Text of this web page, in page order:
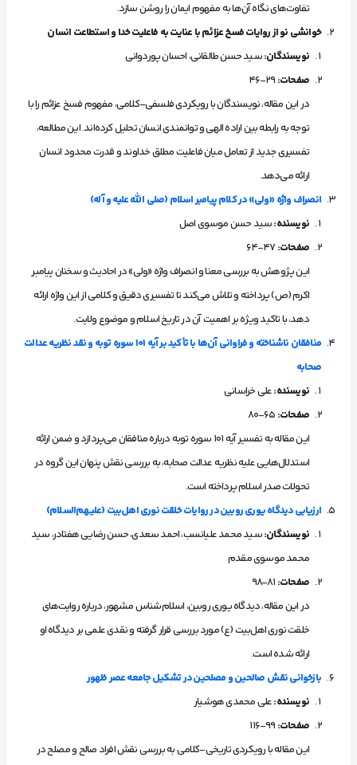
تفاوت‌های نگاه آن‌ها به مفهوم ایمان را روشن سازد.
خوانشی نو از روایات فسخ عزائم با عنایت به فاعلیت خدا و استطاعت انسان
نویسندگان:سید حسن طالقانی، احسان پوردوانی
صفحات:
در این مقاله، نویسندگان با رویکردی فلسفی-کلامی، مفهوم فسخ عزائم را با
توجه به رابطه بین اراده الهی و توانمندی انسان تحلیل کرده‌اند. این مطالعه،
تفسیری جدید از تعامل میان فاعلیت مطلق خداوند و قدرت محدود انسان
ارائه می‌دهد.
انصراف واژه «ولی» در کلام پیامبر اسلام (صلی الله علیه و آله)
نویسنده:سید حسن موسوی اصل
صفحات:
47-64
این پژوهش به بررسی معنا و انصراف واژه «ولی» در احادیث و سخنان پیامبر
اکرم (ص) پرداخته و تلاش می‌کند تا تفسیری دقیق و کلامی از این واژه ارائه
دهد، با تاکید ویژه بر اهمیت آن در تاریخ اسلام و موضوع ولایت.
منافقان ناشناخته و فراوانی آن‌ها با تأکید بر آیه ۱۰۱سوره توبه و نقد نظریه عدالت
صحابه
نویسنده:علی خراسانی
صفحات:
این مقاله به تفسیر آیه ۱۰۱ سوره توبه درباره منافقان می‌پردازد و ضمن ارائه
استدلال‌هایی علیه نظریه عدالت صحابه، به بررسی نقش پنهان این گروه در
تحولات صدر اسلام پرداخته است.
ارزیابی دیدگاه یوری روبین در روایات خلقت نوری اهل‌بیت (علیهم‌السلام)
نویسندگان:سید محمد علیانسب، احمد سعدی، حسن رضایی هفتادر، سید
محمد موسوی مقدم
صفحات:
در این مقاله، دیدگاه یوری روبین، اسلام‌شناس مشهور، درباره روایت‌های
خلقت نوری اهل‌بیت (ع) مورد بررسی قرار گرفته و نقدی علمی بر دیدگاه او
ارائه شده است.
بازخوانی نقش صالحین و مصلحین در تشکیل جامعه عصر ظهور
نویسنده:علی محمدی هوشیار
صفحات:
این مقاله با رویکردی تاریخی-کلامی به بررسی نقش افراد صالح و مصلح در